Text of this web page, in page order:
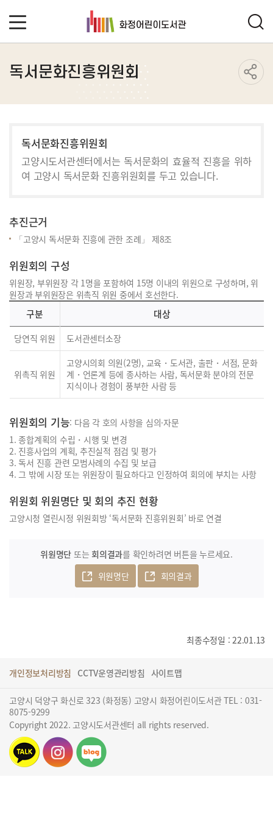
독서문화진흥위원회
독서문화진흥위원회
고양시도서관센터에서는 독서문화의 효율적 진흥을 위하
여 고양시 독서문화 진흥위원회를 두고 있습니다.
추진근거
「고양시 독서문화 진흥에 관한 조례」 제8조
위원회의 구성
위원장, 부위원장 각 1명을 포함하여 15명 이내의 위원으로 구성하며, 위
원장과 부위원장은 위촉직 위원 중에서 호선한다.
구분 대상
당연직 위원 도서관센터소장
위촉직 위원
고양시의회 의원(2명), 교육・도서관, 출판・서점, 문화
계・언론계 등에 종사하는 사람, 독서문화 분야의 전문
지식이나 경험이 풍부한 사람 등
위원회의 기능: 다음 각 호의 사항을 심의·자문
1. 종합계획의 수립・시행 및 변경
2. 진흥사업의 계획, 추진실적 점검 및 평가
3. 독서 진흥 관련 모범사례의 수집 및 보급
4. 그 밖에 시장 또는 위원장이 필요하다고 인정하여 회의에 부치는 사항
위원회 위원명단 및 회의 추진 현황
고양시청 열린시정 위원회방 ‘독서문화 진흥위원회’ 바로 연결
위원명단 또는회의결과를 확인하려면 버튼을 누르세요.
위원명단
회의결과
최종수정일 : 22.01.13
개인정보처리방침 CCTV운영관리방침 사이트맵
고양시 덕양구 화신로 323 (화정동) 고양시 화정어린이도서관 TEL : 031-
8075-9299
Copyright 2022. 고양시도서관센터 all rights reserved.